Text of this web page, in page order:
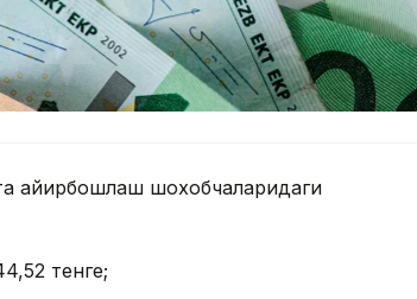
айирбошлаш шохобчаларидаги
тенге;